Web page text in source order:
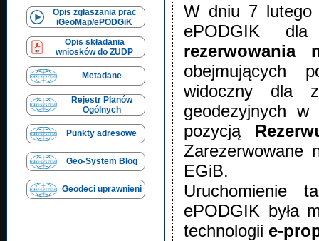
Opis zgłaszania prac
iGeoMap/ePODGiK
Opis składania
wniosków do ZUDP
Metadane
Rejestr Planów
Ogólnych
Punkty adresowe
Geo-System Blog
Geodeci uprawnieni
W dniu 7 lutego
ePODGIK dla
rezerwowania
obejmujących
widoczny dla
geodezyjnych
pozycją
Zarezerwowane
EGiB.
Uruchomienie
ePODGIK była
technologii e-